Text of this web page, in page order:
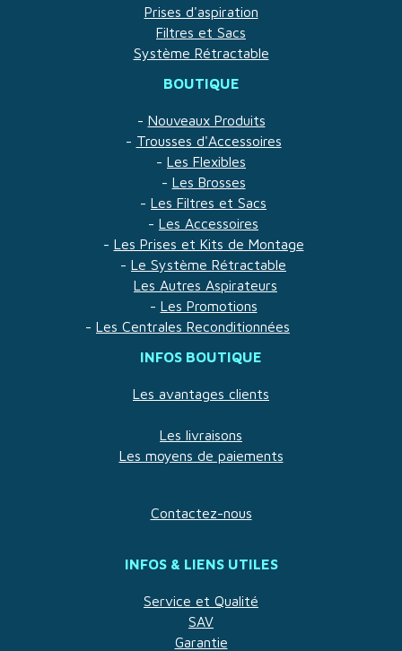
Prises d'aspiration
Filtres et Sacs
Système Rétractable
BOUTIQUE
- Nouveaux Produits
- Trousses d'Accessoires
- Les Flexibles
- Les Brosses
- Les Filtres et Sacs
- Les Accessoires
- Les Prises et Kits de Montage
- Le Système Rétractable
Les Autres Aspirateurs
- Les Promotions
- Les Centrales Reconditionnées
INFOS BOUTIQUE
Les avantages clients
Les livraisons
Les moyens de paiements
Contactez-nous
INFOS & LIENS UTILES
Service et Qualité
SAV
Garantie